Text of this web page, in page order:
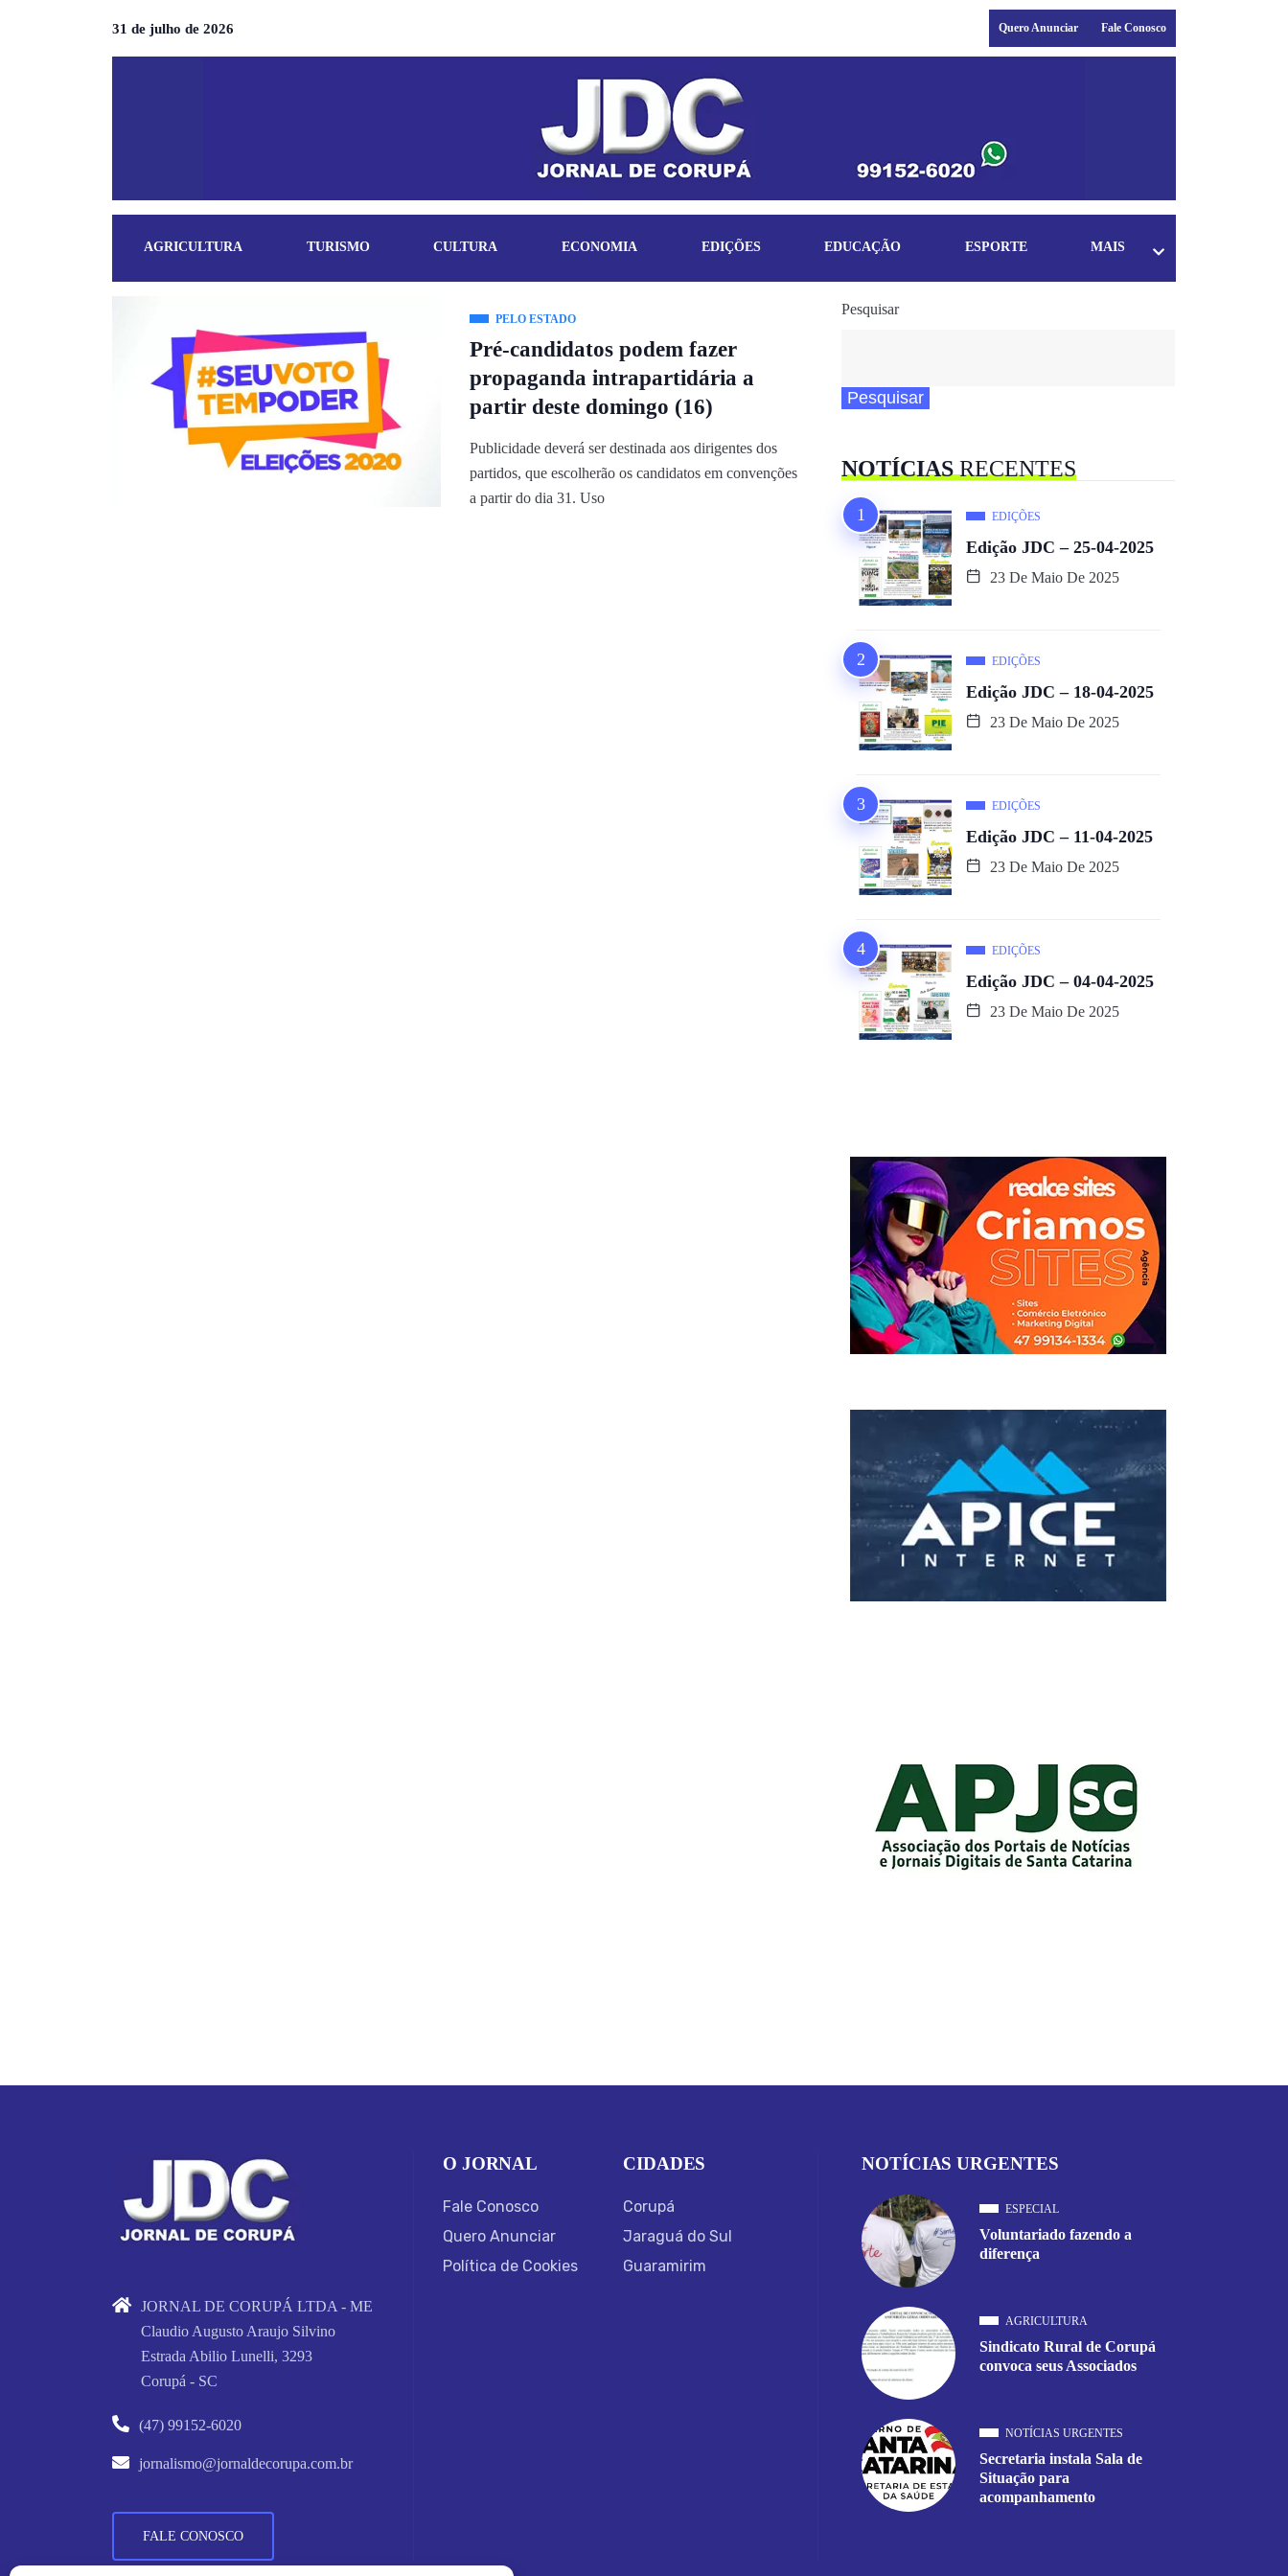
31 de julho de 2026 Quero Anunciar Fale Conosco
AGRICULTURA TURISMO CULTURA ECONOMIA EDIÇÕES EDUCAÇÃO ESPORTE MAIS
PELO ESTADO
Pré-candidatos podem fazer
propaganda intrapartidária a
partir deste domingo (16)
Publicidade deverá ser destinada aos dirigentes dos
partidos, que escolherão os candidatos em convenções
a partir do dia 31. Uso
Pesquisar
Pesquisar
NOTÍCIASRECENTES
EDIÇÕES
Edição JDC – 25-04-2025
23 De Maio De 2025
EDIÇÕES
Edição JDC – 18-04-2025
23 De Maio De 2025
EDIÇÕES
Edição JDC – 11-04-2025
23 De Maio De 2025
EDIÇÕES
Edição JDC – 04-04-2025
23 De Maio De 2025
JORNAL DE CORUPÁ LTDA - ME
Claudio Augusto Araujo Silvino
Estrada Abilio Lunelli, 3293
Corupá - SC
(47) 99152-6020
jornalismo@jornaldecorupa.com.br
FALE CONOSCO
O JORNAL
Fale Conosco
Quero Anunciar
Política de Cookies
CIDADES
Corupá
Jaraguá do Sul
Guaramirim
NOTÍCIAS URGENTES
ESPECIAL
Voluntariado fazendo a
diferença
AGRICULTURA
Sindicato Rural de Corupá
convoca seus Associados
NOTÍCIAS URGENTES
Secretaria instala Sala de
Situação para
acompanhamento